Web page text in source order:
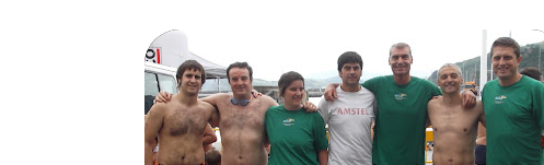
KRONIKAK-CRÓNICAS MASTERRAK | MASTERS +
UR ZEHARKALDIAK | TRAVESÍAS